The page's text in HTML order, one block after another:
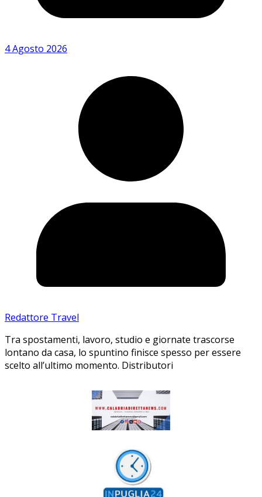
4 Agosto 2026
Redattore Travel
Tra spostamenti, lavoro, studio e giornate trascorse
lontano da casa, lo spuntino finisce spesso per essere
scelto all’ultimo momento. Distributori